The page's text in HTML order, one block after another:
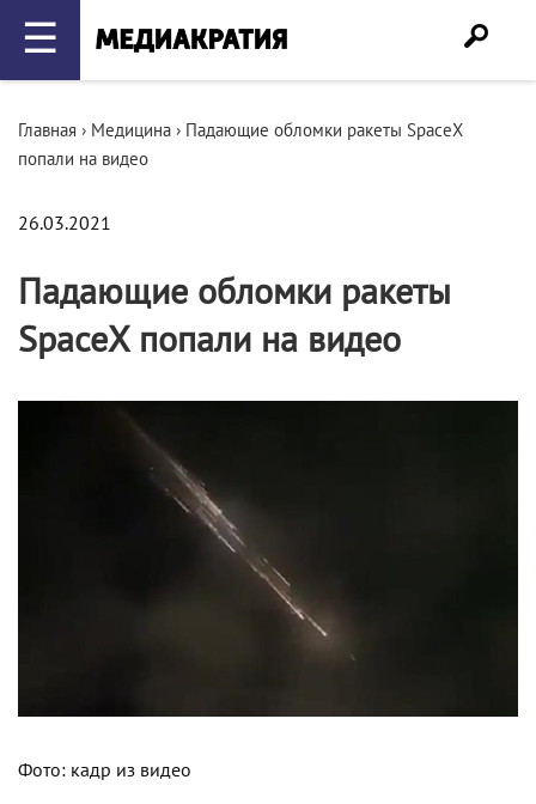
☰
Главная › Медицина › Падающие обломки ракеты SpaceX
попали на видео
26.03.2021
Падающие обломки ракеты
SpaceX попали на видео
Фото: кадр из видео